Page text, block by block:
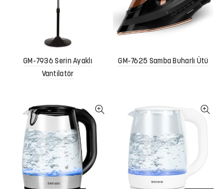
GM-7936 Serin Ayaklı
Vantilatör
GM-7625 Samba Buharlı Ütü